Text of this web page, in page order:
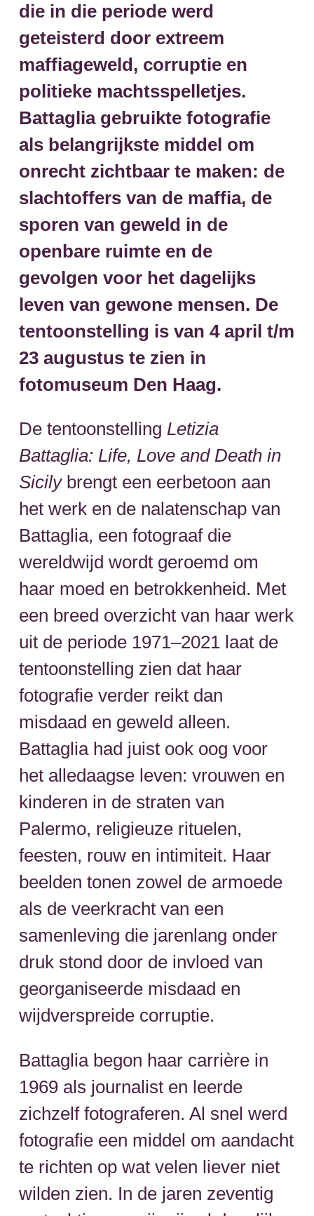
die in die periode werd
geteisterd door extreem
maffiageweld, corruptie en
politieke machtsspelletjes.
Battaglia gebruikte fotografie
als belangrijkste middel om
onrecht zichtbaar te maken: de
slachtoffers van de maffia, de
sporen van geweld in de
openbare ruimte en de
gevolgen voor het dagelijks
leven van gewone mensen. De
tentoonstelling is van 4 april t/m
23 augustus te zien in
fotomuseum Den Haag.
De tentoonstelling Letizia
Battaglia: Life, Love and Death in
Sicilybrengt een eerbetoon aan
het werk en de nalatenschap van
Battaglia, een fotograaf die
wereldwijd wordt geroemd om
haar moed en betrokkenheid. Met
een breed overzicht van haar werk
uit de periode 1971–2021 laat de
tentoonstelling zien dat haar
fotografie verder reikt dan
misdaad en geweld alleen.
Battaglia had juist ook oog voor
het alledaagse leven: vrouwen en
kinderen in de straten van
Palermo, religieuze rituelen,
feesten, rouw en intimiteit. Haar
beelden tonen zowel de armoede
als de veerkracht van een
samenleving die jarenlang onder
druk stond door de invloed van
georganiseerde misdaad en
wijdverspreide corruptie.
Battaglia begon haar carrière in
1969 als journalist en leerde
zichzelf fotograferen. Al snel werd
fotografie een middel om aandacht
te richten op wat velen liever niet
wilden zien. In de jaren zeventig